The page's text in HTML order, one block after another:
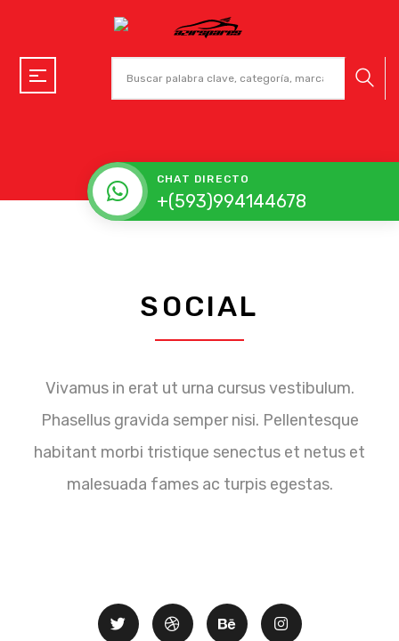
CHAT DIRECTO
+(593)994144678
SOCIAL
Vivamus in erat ut urna cursus vestibulum.
Phasellus gravida semper nisi. Pellentesque
habitant morbi tristique senectus et netus et
malesuada fames ac turpis egestas.